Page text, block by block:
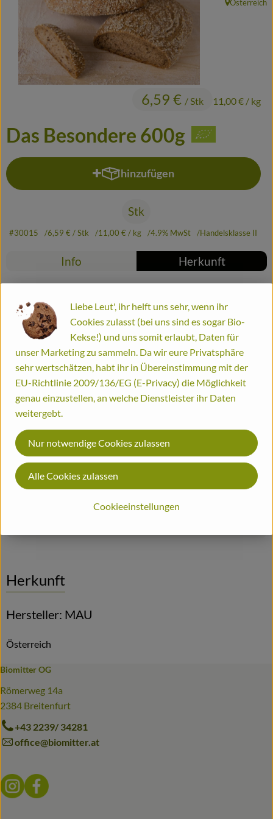
Frisches
Haltbares
Fertiggerichte
Gutscheine
Biomitter
Biohof
Das Besondere 600g
6,59 € / Stk 11,00 € / kg
, Herkunft:
Österreich
hinzufügen
Produkt zum Warenkorb
Stk
#30015 6,59 €/ Stk 11,00 €/ kg 4.9% MwSt Handelsklasse II
Info Herkunft
Weitere Informationen
"Das Besondere" wird aus Roggen-, Dinkel-und Gerstenmehl
gebacken -Einkorn, Flohsamenschalen, Leinsamen und eines
der mineralstoffreichsten Getreide der Erde -die Braunhirse -
runden "das Besondere" Brot zu einem harmonischen
Geschmackserlebnis ab.
Zutaten:Roggensauerteig*(Trinkwasser, Roggenmehl*),
Trinkwasser, 21% Dinkelvollkornmehl*, 8% Gerstenschrot*,
Roggenvollkornmehl*, 3% Einkornvollkornmehl*, Leinsamen*,
Flohsamenschalen*, Steinsalz, 1% Braunhirse gemahlen*,
Brotgewürz* (Kümmel*, Koriander*, Fenchel*), Schabzigerklee*
Herkunft
Hersteller: MAU
Österreich
Biomitter OG
Römerweg 14a
2384 Breitenfurt
+43 2239/ 34281
office@biomitter.at
Externer Link zu https://www.instagram.com/
Externer Link zu https://www.facebook.com/
Liebe Leut', ihr helft uns sehr, wenn ihr
Cookies zulasst (bei uns sind es sogar Bio-
Kekse!) und uns somit erlaubt, Daten für
unser Marketing zu sammeln. Da wir eure Privatsphäre
sehr wertschätzen, habt ihr in Übereinstimmung mit der
EU-Richtlinie 2009/136/EG (E-Privacy) die Möglichkeit
genau einzustellen, an welche Dienstleister ihr Daten
weitergebt.
Cookieeinstellungen
Nur notwendige Cookies zulassen
Alle Cookies zulassen